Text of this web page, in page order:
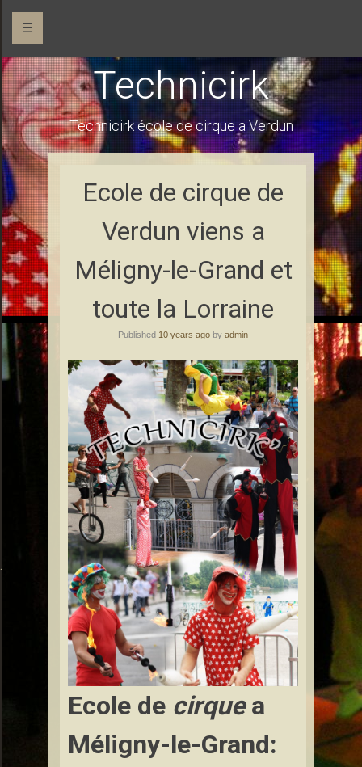
☰
Technicirk
Technicirk école de cirque a Verdun
Ecole de cirque de
Verdun viens a
Méligny-le-Grand et
toute la Lorraine
Published 10 years ago by admin
Ecole de cirquea
Méligny-le-Grand: